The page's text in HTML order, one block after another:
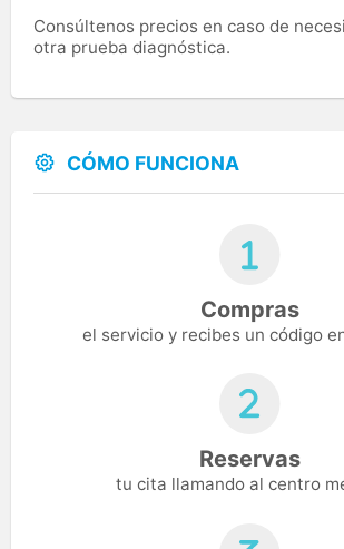
Consúltenos precios en caso de
otra prueba diagnóstica.
CÓMO FUNCIONA
Compras
el servicio y recibes un código
Reservas
tu cita llamando al centro